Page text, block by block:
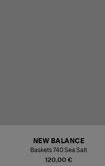
120,00 €
NEW BALANCE
Baskets 740 Sea Salt